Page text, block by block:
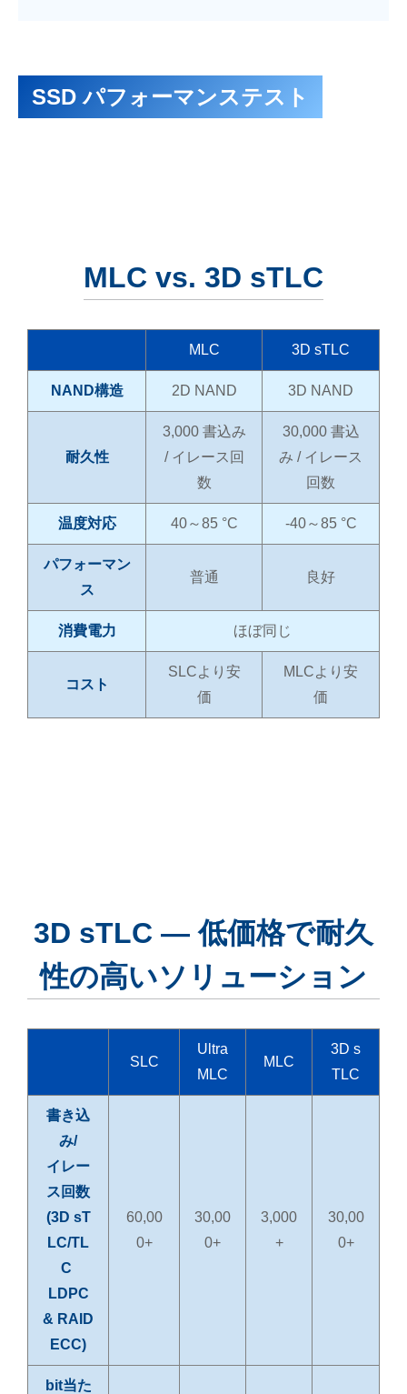
SSD パフォーマンステスト
MLC vs. 3D sTLC
MLC 3D sTLC
NAND構造 2D NAND 3D NAND
耐久性
3,000 書込み
/ イレース回
数
30,000 書込
み / イレース
回数
温度対応 40～85 °C -40～85 °C
パフォーマン
ス
普通 良好
消費電力 ほぼ同じ
コスト
SLCより安
価
MLCより安
価
3D sTLC — 低価格で耐久
性の高いソリューション
SLC
Ultra
MLC
MLC
3D s
TLC
書き込
み/
イレー
ス回数
(3D sT
LC/TL
C
LDPC
& RAID
ECC)
60,00
0+
30,00
0+
3,000
+
30,00
0+
bit当た